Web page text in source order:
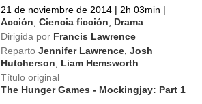
21 de noviembre de 2014 | 2h 03min |
Acción ,Ciencia ficción
Drama
Dirigida por Francis Lawrence
Reparto Jennifer Lawrence ,Josh
Hutcherson
Liam Hemsworth
Título original
The Hunger Games - Mockingjay: Part 1